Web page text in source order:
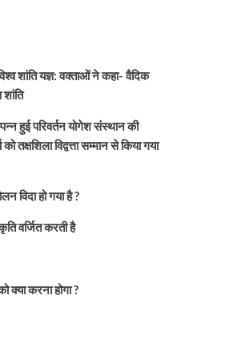
शांति यज्ञ: वक्ताओं ने कहा- वैदिक
हुई परिवर्तन योगेश संस्थान की
तक्षशिला विद्वत्ता सम्मान से किया गया
विदा हो गया है ?
वर्जित करती है
क्या करना होगा ?